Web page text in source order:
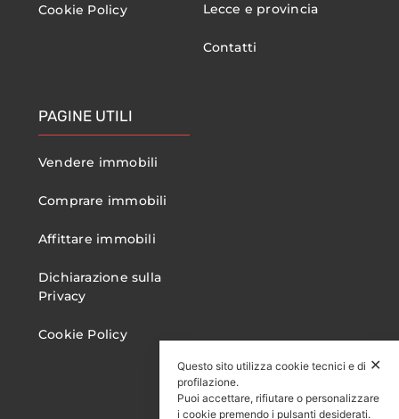
Cookie Policy
Lecce e provincia
Contatti
PAGINE UTILI
Vendere immobili
Comprare immobili
Affittare immobili
Dichiarazione sulla
Privacy
Cookie Policy
✕
Questo sito utilizza cookie tecnici e di
profilazione.
Puoi accettare, rifiutare o personalizzare
i cookie premendo i pulsanti desiderati.